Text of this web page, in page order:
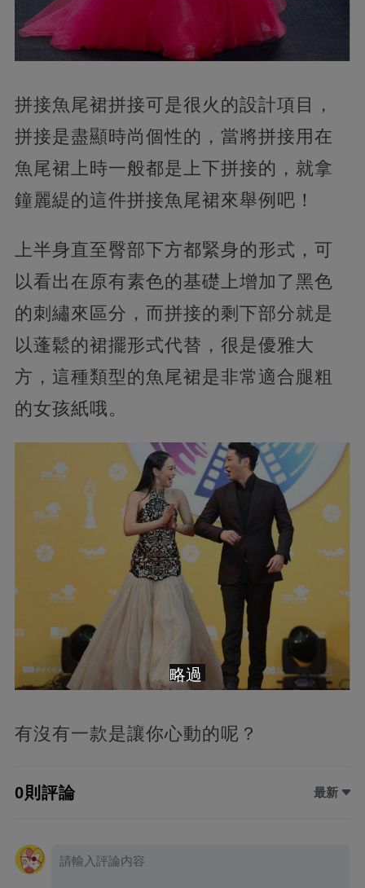
拼接魚尾裙拼接可是很火的設計項目，
拼接是盡顯時尚個性的，當將拼接用在
魚尾裙上時一般都是上下拼接的，就拿
鐘麗緹的這件拼接魚尾裙來舉例吧！
上半身直至臀部下方都緊身的形式，可
以看出在原有素色的基礎上增加了黑色
的刺繡來區分，而拼接的剩下部分就是
以蓬鬆的裙擺形式代替，很是優雅大
方，這種類型的魚尾裙是非常適合腿粗
的女孩紙哦。
有沒有一款是讓你心動的呢？
0則評論 最新
略過